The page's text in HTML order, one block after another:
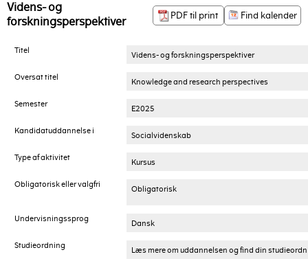
PDF til print Find kalender
Videns- og
forskningsperspektiver
Titel Videns- og forskningsperspektiver
Oversat titel Knowledge and research perspectives
Semester E2025
Kandidatuddannelse i Socialvidenskab
Type af aktivitet Kursus
Obligatorisk eller valgfri Obligatorisk
Undervisningssprog Dansk
Studieordning Læs mere om uddannelsen og find din